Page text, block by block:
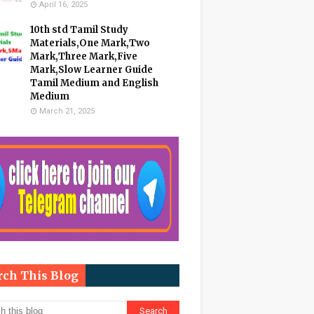
April 16, 2025
10th std Tamil Study
Materials,One Mark,Two
Mark,Three Mark,Five
Mark,Slow Learner Guide
Tamil Medium and English
Medium
March 21, 2025
This Blog